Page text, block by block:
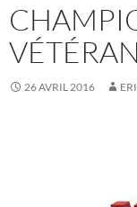
VÉTÉRAN
26 AVRIL 2016